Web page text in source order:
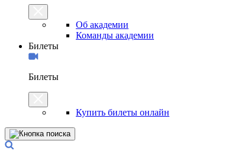
Об академии
Команды академии
Билеты
Билеты
Купить билеты онлайн